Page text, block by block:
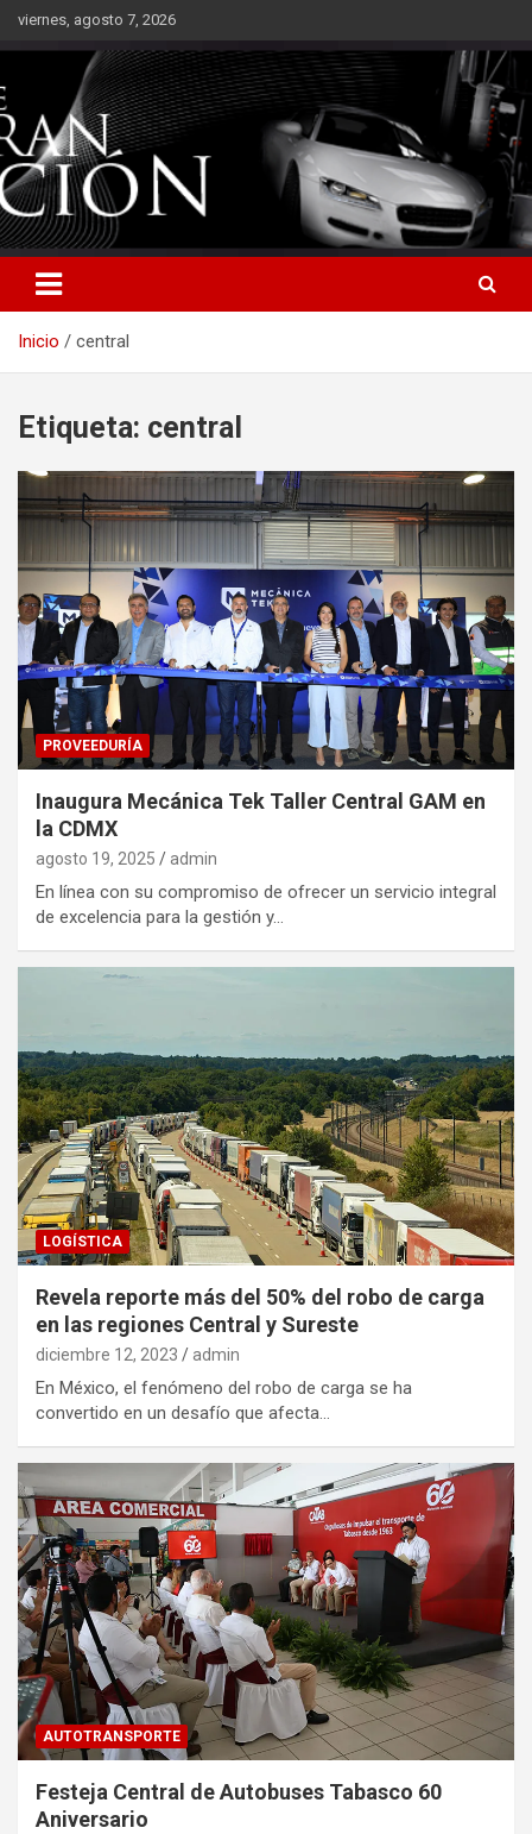
Saltarviernes, agosto 7, 2026
Inicio central
Etiqueta: central
PROVEEDURÍA
Inaugura Mecánica Tek Taller Central GAM en
la CDMX
agosto 19, 2025 admin
En línea con su compromiso de ofrecer un servicio integral
de excelencia para la gestión y…
LOGÍSTICA
Revela reporte más del 50% del robo de carga
en las regiones Central y Sureste
diciembre 12, 2023 admin
En México, el fenómeno del robo de carga se ha
convertido en un desafío que afecta…
AUTOTRANSPORTE
Festeja Central de Autobuses Tabasco 60
Aniversario